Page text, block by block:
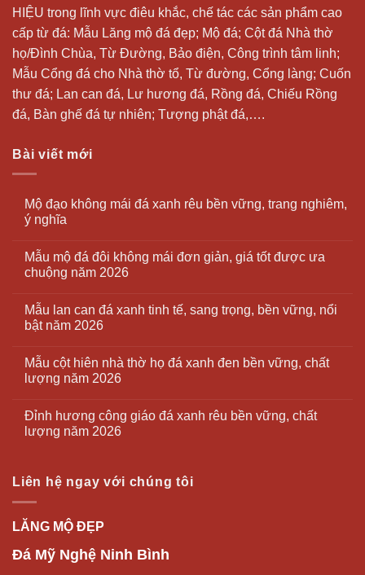
HIỆU trong lĩnh vực điêu khắc, chế tác các sản phẩm cao
cấp từ đá: Mẫu Lăng mộ đá đẹp; Mộ đá; Cột đá Nhà thờ
họ/Đình Chùa, Từ Đường, Bảo điện, Công trình tâm linh;
Mẫu Cổng đá cho Nhà thờ tổ, Từ đường, Cổng làng; Cuốn
thư đá; Lan can đá, Lư hương đá, Rồng đá, Chiếu Rồng
đá, Bàn ghế đá tự nhiên; Tượng phật đá,….
Bài viết mới
Mộ đạo không mái đá xanh rêu bền vững, trang nghiêm,
ý nghĩa
Mẫu mộ đá đôi không mái đơn giản, giá tốt được ưa
chuộng năm 2026
Mẫu lan can đá xanh tinh tế, sang trọng, bền vững, nổi
bật năm 2026
Mẫu cột hiên nhà thờ họ đá xanh đen bền vững, chất
lượng năm 2026
Đỉnh hương công giáo đá xanh rêu bền vững, chất
lượng năm 2026
Liên hệ ngay với chúng tôi
LĂNG MỘ ĐẸP
Đá Mỹ Nghệ Ninh Bình